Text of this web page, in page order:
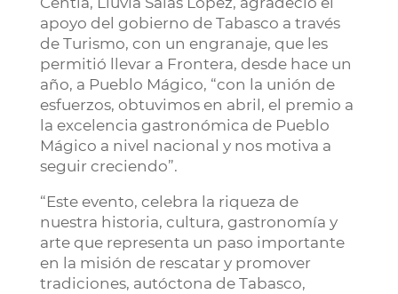
apoyo del gobierno de Tabasco a través
de Turismo, con un engranaje, que les
permitió llevar a Frontera, desde hace un
año, a Pueblo Mágico, “con la unión de
esfuerzos, obtuvimos en abril, el premio a
la excelencia gastronómica de Pueblo
Mágico a nivel nacional y nos motiva a
seguir creciendo”.
“Este evento, celebra la riqueza de
nuestra historia, cultura, gastronomía y
arte que representa un paso importante
en la misión de rescatar y promover
tradiciones, autóctona de Tabasco,